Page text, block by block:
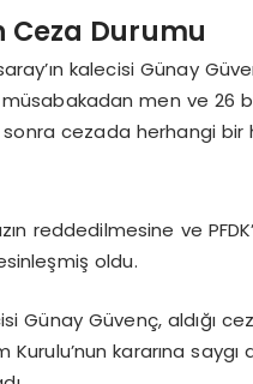
Ceza Durumu
kalecisi Günay
men ve 26
cezada herhangi bir
reddedilmesine ve
oldu.
Günay Güvenç, aldığı
Kurulu’nun kararına